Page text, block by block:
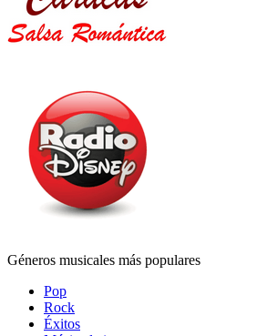
Géneros musicales más populares
Pop
Rock
Éxitos